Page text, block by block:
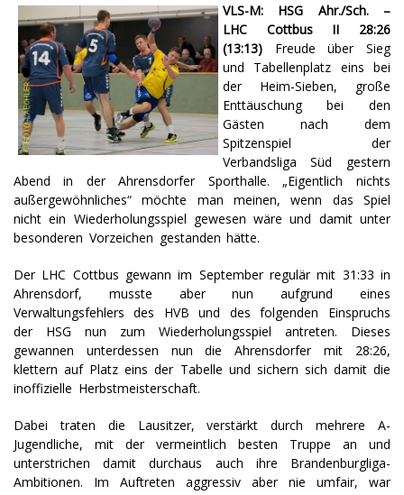
VLS-M: HSG Ahr./Sch. –
LHC Cottbus II 28:26
(13:13) Freude über Sieg
und Tabellenplatz eins bei
der Heim-Sieben, große
Enttäuschung bei den
Gästen nach dem
Spitzenspiel der
Verbandsliga Süd gestern
Abend in der Ahrensdorfer Sporthalle. „Eigentlich nichts
außergewöhnliches“ möchte man meinen, wenn das Spiel
nicht ein Wiederholungsspiel gewesen wäre und damit unter
besonderen Vorzeichen gestanden hätte.
Der LHC Cottbus gewann im September regulär mit 31:33 in
Ahrensdorf, musste aber nun aufgrund eines
Verwaltungsfehlers des HVB und des folgenden Einspruchs
der HSG nun zum Wiederholungsspiel antreten. Dieses
gewannen unterdessen nun die Ahrensdorfer mit 28:26,
klettern auf Platz eins der Tabelle und sichern sich damit die
inoffizielle Herbstmeisterschaft.
Dabei traten die Lausitzer, verstärkt durch mehrere A-
Jugendliche, mit der vermeintlich besten Truppe an und
unterstrichen damit durchaus auch ihre Brandenburgliga-
Ambitionen. Im Auftreten aggressiv aber nie umfair, war